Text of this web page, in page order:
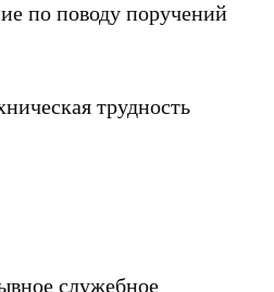
по поводу поручений
трудность
служебное